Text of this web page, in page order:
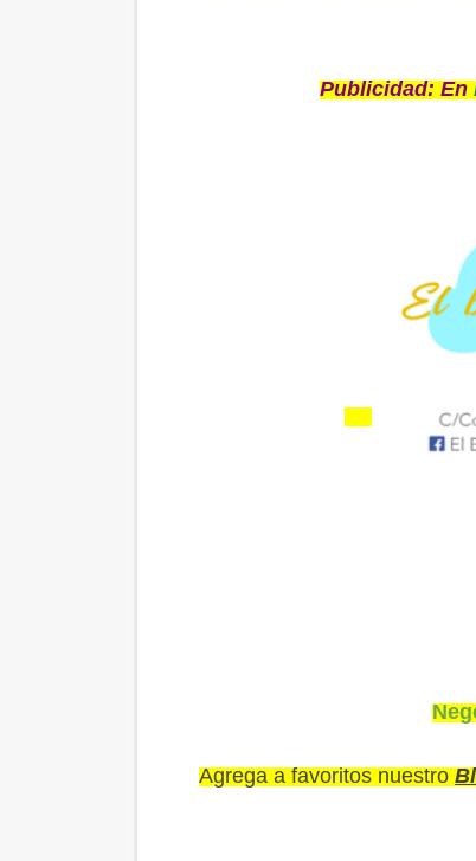
Publicidad: En
Agrega a favoritos nuestro